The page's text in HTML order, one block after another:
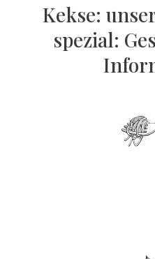
Kekse:
spezial: